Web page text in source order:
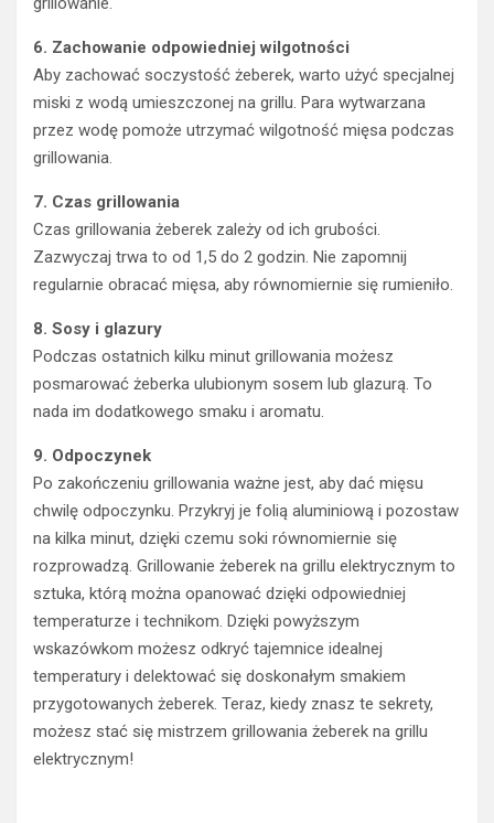
6. Zachowanie odpowiedniej wilgotności
Aby zachować soczystość żeberek, warto użyć specjalnej
miski z wodą umieszczonej na grillu. Para wytwarzana
przez wodę pomoże utrzymać wilgotność mięsa podczas
grillowania.
7. Czas grillowania
Czas grillowania żeberek zależy od ich grubości.
Zazwyczaj trwa to od 1,5 do 2 godzin. Nie zapomnij
regularnie obracać mięsa, aby równomiernie się rumieniło.
8. Sosy i glazury
Podczas ostatnich kilku minut grillowania możesz
posmarować żeberka ulubionym sosem lub glazurą. To
nada im dodatkowego smaku i aromatu.
9. Odpoczynek
Po zakończeniu grillowania ważne jest, aby dać mięsu
chwilę odpoczynku. Przykryj je folią aluminiową i pozostaw
na kilka minut, dzięki czemu soki równomiernie się
rozprowadzą. Grillowanie żeberek na grillu elektrycznym to
sztuka, którą można opanować dzięki odpowiedniej
temperaturze i technikom. Dzięki powyższym
wskazówkom możesz odkryć tajemnice idealnej
temperatury i delektować się doskonałym smakiem
przygotowanych żeberek. Teraz, kiedy znasz te sekrety,
możesz stać się mistrzem grillowania żeberek na grillu
elektrycznym!